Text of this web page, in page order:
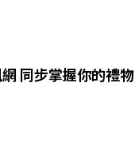
同步掌握你的禮物